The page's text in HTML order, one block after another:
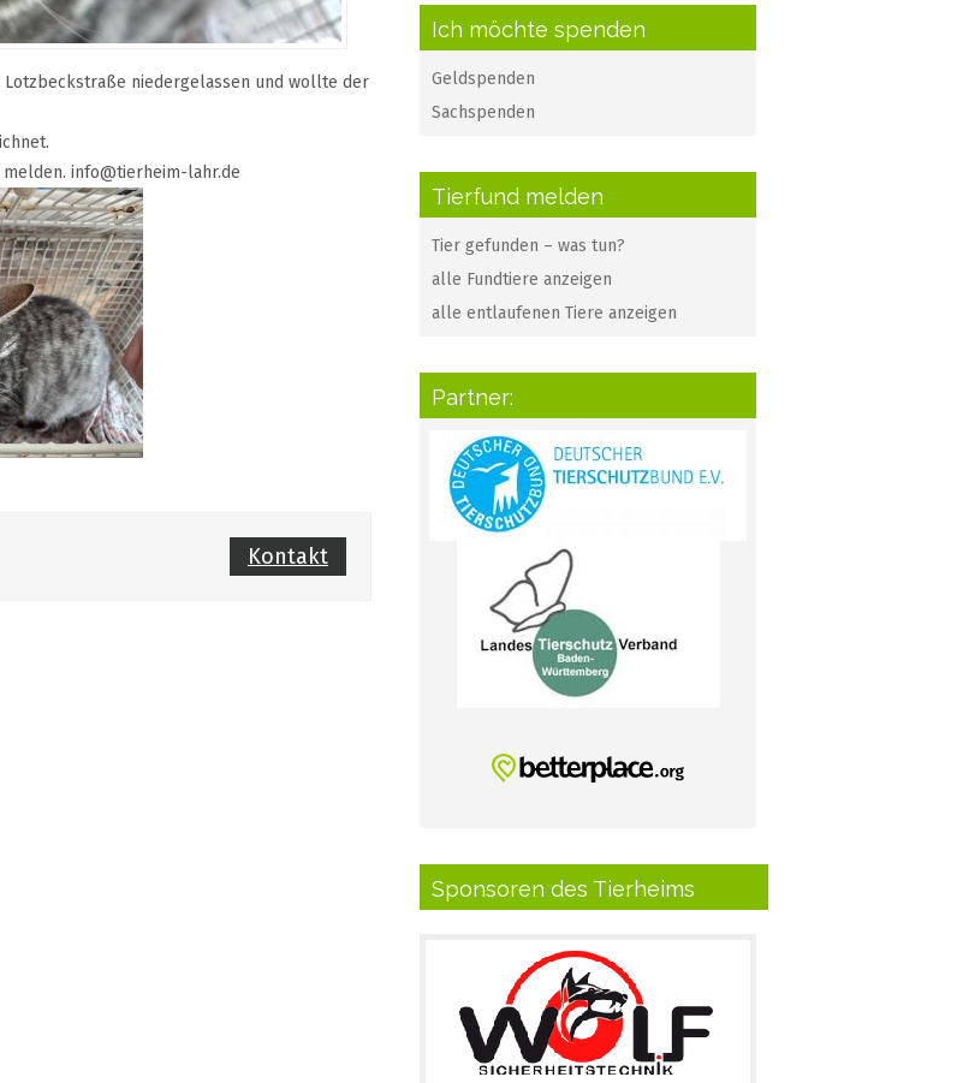
Lotzbeckstraße niedergelassen und wollte der
info@tierheim-lahr.de
Kontakt
Ich möchte spenden
Geldspenden
Sachspenden
Tierfund melden
Tier gefunden – was tun?
alle Fundtiere anzeigen
alle entlaufenen Tiere anzeigen
Partner:
Sponsoren des Tierheims